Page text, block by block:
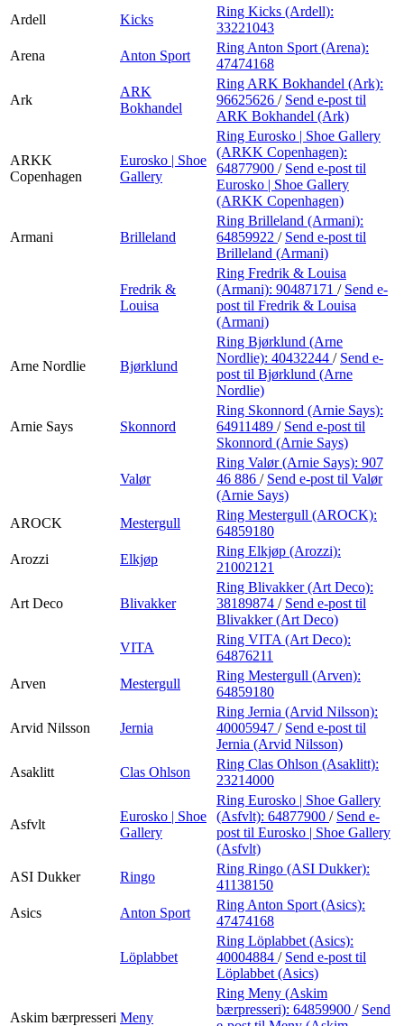
Ardell
Kicks
Ring Kicks (Ardell):
33221043
Arena
Anton Sport
Ring Anton Sport (Arena):
47474168
Ark
ARK
Bokhandel
Ring ARK Bokhandel (Ark):
96625626 / Send e-post til
ARK Bokhandel (Ark)
ARKK
Copenhagen
Eurosko | Shoe
Gallery
Ring Eurosko | Shoe Gallery
(ARKK Copenhagen):
64877900 / Send e-post til
Eurosko | Shoe Gallery
(ARKK Copenhagen)
Armani Brilleland
Ring Brilleland (Armani):
64859922 / Send e-post til
Brilleland (Armani)
Fredrik &
Louisa
Ring Fredrik & Louisa
(Armani): 90487171 / Send e-
post til Fredrik & Louisa
(Armani)
Arne Nordlie Bjørklund
Ring Bjørklund (Arne
Nordlie): 40432244 / Send e-
post til Bjørklund (Arne
Nordlie)
Arnie Says Skonnord
Ring Skonnord (Arnie Says):
64911489 / Send e-post til
Skonnord (Arnie Says)
Valør
Ring Valør (Arnie Says): 907
46 886 / Send e-post til Valør
(Arnie Says)
AROCK
Mestergull
Ring Mestergull (AROCK):
64859180
Arozzi
Elkjøp
Ring Elkjøp (Arozzi):
21002121
Art Deco Blivakker
Ring Blivakker (Art Deco):
38189874 / Send e-post til
Blivakker (Art Deco)
VITA
Ring VITA (Art Deco):
64876211
Arven
Mestergull
Ring Mestergull (Arven):
64859180
Arvid Nilsson Jernia
Ring Jernia (Arvid Nilsson):
40005947 / Send e-post til
Jernia (Arvid Nilsson)
Asaklitt
Clas Ohlson
Ring Clas Ohlson (Asaklitt):
23214000
Asfvlt
Eurosko | Shoe
Gallery
Ring Eurosko | Shoe Gallery
(Asfvlt): 64877900 / Send e-
post til Eurosko | Shoe Gallery
(Asfvlt)
ASI Dukker
Ringo
Ring Ringo (ASI Dukker):
41138150
Asics
Anton Sport
Ring Anton Sport (Asics):
47474168
Löplabbet
Ring Löplabbet (Asics):
40004884 / Send e-post til
Löplabbet (Asics)
Askim bærpresseri Meny
Ring Meny (Askim
bærpresseri): 64859900 / Send